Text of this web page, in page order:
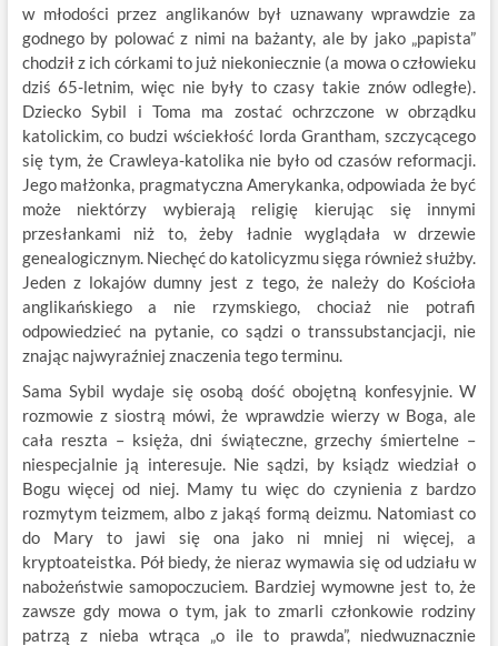
w młodości przez anglikanów był uznawany wprawdzie za
godnego by polować z nimi na bażanty, ale by jako „papista”
chodził z ich córkami to już niekoniecznie (a mowa o człowieku
dziś 65-letnim, więc nie były to czasy takie znów odległe).
Dziecko Sybil i Toma ma zostać ochrzczone w obrządku
katolickim, co budzi wściekłość lorda Grantham, szczycącego
się tym, że Crawleya-katolika nie było od czasów reformacji.
Jego małżonka, pragmatyczna Amerykanka, odpowiada że być
może niektórzy wybierają religię kierując się innymi
przesłankami niż to, żeby ładnie wyglądała w drzewie
genealogicznym. Niechęć do katolicyzmu sięga również służby.
Jeden z lokajów dumny jest z tego, że należy do Kościoła
anglikańskiego a nie rzymskiego, chociaż nie potrafi
odpowiedzieć na pytanie, co sądzi o transsubstancjacji, nie
znając najwyraźniej znaczenia tego terminu.
Sama Sybil wydaje się osobą dość obojętną konfesyjnie. W
rozmowie z siostrą mówi, że wprawdzie wierzy w Boga, ale
cała reszta – księża, dni świąteczne, grzechy śmiertelne –
niespecjalnie ją interesuje. Nie sądzi, by ksiądz wiedział o
Bogu więcej od niej. Mamy tu więc do czynienia z bardzo
rozmytym teizmem, albo z jakąś formą deizmu. Natomiast co
do Mary to jawi się ona jako ni mniej ni więcej, a
kryptoateistka. Pół biedy, że nieraz wymawia się od udziału w
nabożeństwie samopoczuciem. Bardziej wymowne jest to, że
zawsze gdy mowa o tym, jak to zmarli członkowie rodziny
patrzą z nieba wtrąca „o ile to prawda”, niedwuznacznie